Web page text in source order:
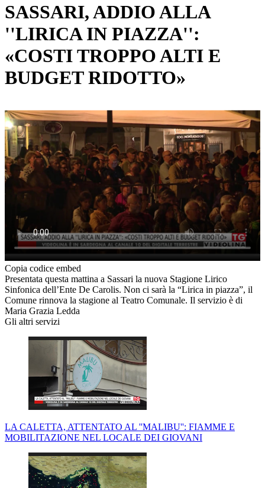
SASSARI, ADDIO ALLA
''LIRICA IN PIAZZA'':
«COSTI TROPPO ALTI E
BUDGET RIDOTTO»
Copia codice embed
Presentata questa mattina a Sassari la nuova Stagione Lirico
Sinfonica dell’Ente De Carolis. Non ci sarà la “Lirica in piazza”, il
Comune rinnova la stagione al Teatro Comunale. Il servizio è di
Maria Grazia Ledda
Gli altri servizi
LA CALETTA, ATTENTATO AL ''MALIBU'': FIAMME E
MOBILITAZIONE NEL LOCALE DEI GIOVANI